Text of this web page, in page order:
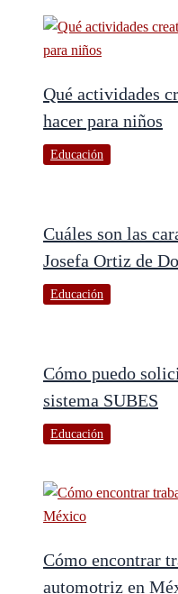
Qué actividades
hacer para niños
Educación
Cuáles son las
Josefa Ortiz de
Educación
Cómo puedo
sistema SUBES
Educación
Cómo encontrar
automotriz en